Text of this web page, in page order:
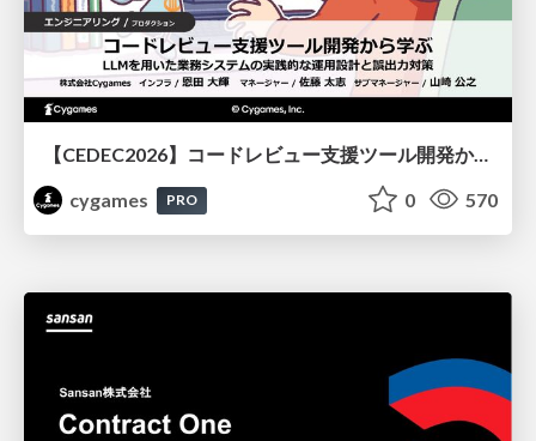
【CEDEC2026】コードレビュー支援ツール開発から学ぶ：LLMを用いた業務システムの実践的な運用設計と誤出力対策
cygames
PRO 0 570